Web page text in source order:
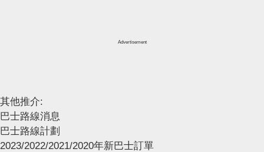
Advertisement
其他推介:
巴士路線消息
巴士路線計劃
2023/2022/2021/2020年新巴士訂單